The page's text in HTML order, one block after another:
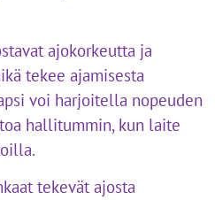
ajokorkeutta ja
tekee ajamisesta
voi harjoitella nopeuden
hallitummin, kun laite
tekevät ajosta